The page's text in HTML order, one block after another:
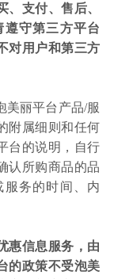
支付、售后、
守第三方平台
对用户和第三方
美丽平台产品/服
附属细则和任何
台的说明，自行
认所购商品的品
务的时间、内
惠信息服务，由
的政策不受泡美